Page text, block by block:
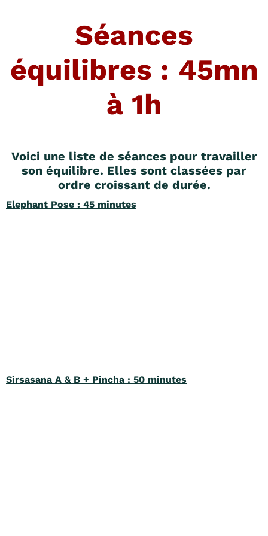
Séances
équilibres : 45mn
à 1h
Voici une liste de séances pour travailler
son équilibre. Elles sont classées par
ordre croissant de durée.
Elephant Pose : 45 minutes
Sirsasana A & B + Pincha : 50 minutes